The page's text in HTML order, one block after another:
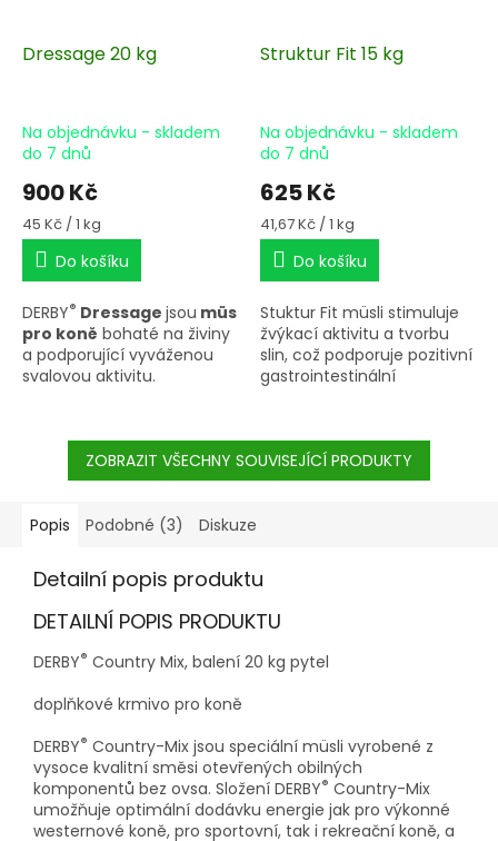
Dressage 20 kg
Na objednávku - skladem
do 7 dnů
900 Kč
Měrná
cena:
45 Kč / 1 kg
Do košíku
DERBY® Dressage jsou müsli
pro koně bohaté na živiny
a podporující vyváženou
svalovou aktivitu.
Struktur Fit 15 kg
Na objednávku - skladem
do 7 dnů
625 Kč
Měrná
cena:
41,67 Kč / 1 kg
Do košíku
Stuktur Fit müsli stimuluje
žvýkací aktivitu a tvorbu
slin, což podporuje pozitivní
gastrointestinální
ZOBRAZIT VŠECHNY SOUVISEJÍCÍ PRODUKTY
Popis Podobné (3) Diskuze
Detailní popis produktu
DETAILNÍ POPIS PRODUKTU
DERBY® Country Mix, balení 20 kg pytel
doplňkové krmivo pro koně
DERBY® Country-Mix jsou speciální müsli vyrobené z
vysoce kvalitní směsi otevřených obilných
komponentů bez ovsa. Složení DERBY® Country-Mix
umožňuje optimální dodávku energie jak pro výkonné
westernové koně, pro sportovní, tak i rekreační koně, a